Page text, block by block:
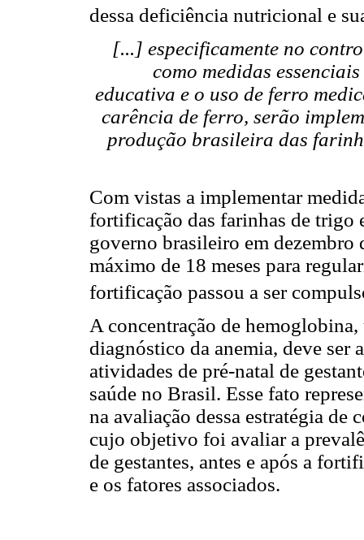
dessa deficiência nutricional e
[...] especificamente no
como medidas
educativa e o uso de ferro
carência de ferro, serão
produção brasileira das
Com vistas a implementar
fortificação das farinhas de trigo
governo brasileiro em dezembro
máximo de 18 meses para
fortificação passou a ser
A concentração de
diagnóstico da anemia, deve ser
atividades de pré-natal de
saúde no Brasil. Esse fato
na avaliação dessa estratégia de
cujo objetivo foi avaliar a
de gestantes, antes e após a
e os fatores associados.